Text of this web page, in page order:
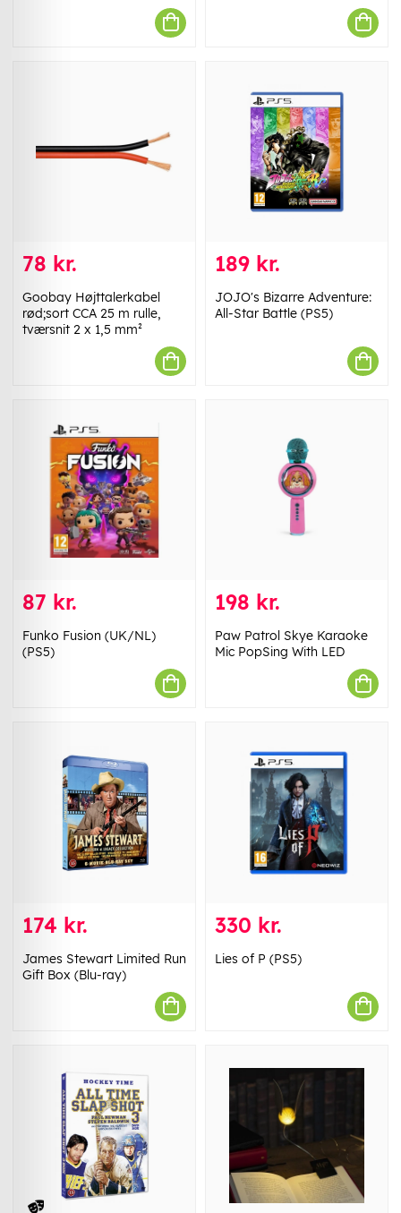
78 kr.
Goobay Højttalerkabel
rød;sort CCA 25 m rulle,
tværsnit 2 x 1,5 mm²
189 kr.
JOJO's Bizarre Adventure:
All-Star Battle (PS5)
87 kr.
Funko Fusion (UK/NL)
(PS5)
198 kr.
Paw Patrol Skye Karaoke
Mic PopSing With LED
174 kr.
James Stewart Limited Run
Gift Box (Blu-ray)
330 kr.
Lies of P (PS5)